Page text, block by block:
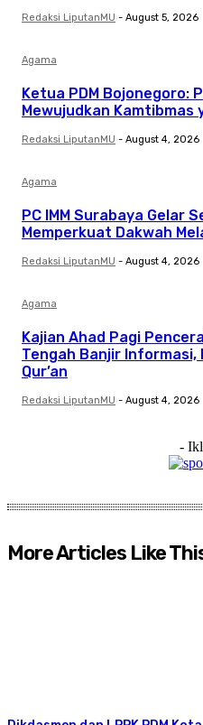
Redaksi LiputanMU - August 5, 2026
Agama
Ketua PDM Bojonegoro:
Mewujudkan Kamtibmas
Redaksi LiputanMU - August 4, 2026
Agama
PC IMM Surabaya Gelar
Memperkuat Dakwah
Redaksi LiputanMU - August 4, 2026
Agama
Kajian Ahad Pagi
Tengah Banjir Informasi,
Qur’an
Redaksi LiputanMU - August 4, 2026
-
More Articles Like